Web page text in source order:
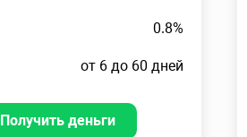
0.8%
от 6 до 60 дней
Получить деньги